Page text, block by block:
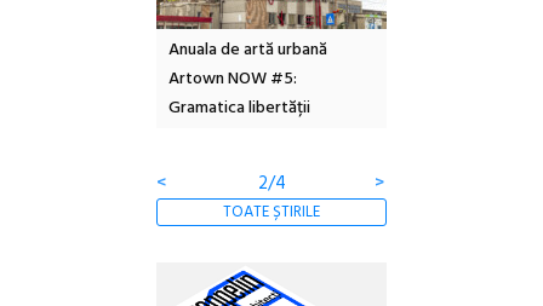
Anuala de artă urbană
Artown NOW #5:
Gramatica libertății
< 2/4 >
TOATE ȘTIRILE